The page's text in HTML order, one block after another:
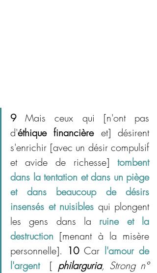
9 Mais ceux qui [n'ont pas
d'éthique financière et] désirent
s'enrichir [avec un désir compulsif
et avide de richesse] tombent
dans la tentation et dans un piège
et dans beaucoup de désirs
insensés et nuisibles qui plongent
les gens dans la ruine et la
destruction [menant à la misère
personnelle]. 10 Car l'amour de
l'argent
[ philarguria, Strong n°